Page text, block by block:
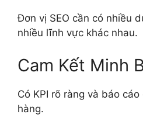
Đơn vị SEO cần có nhiều
nhiều lĩnh vực khác nhau.
Cam Kết Minh
Có KPI rõ ràng và báo
hàng.